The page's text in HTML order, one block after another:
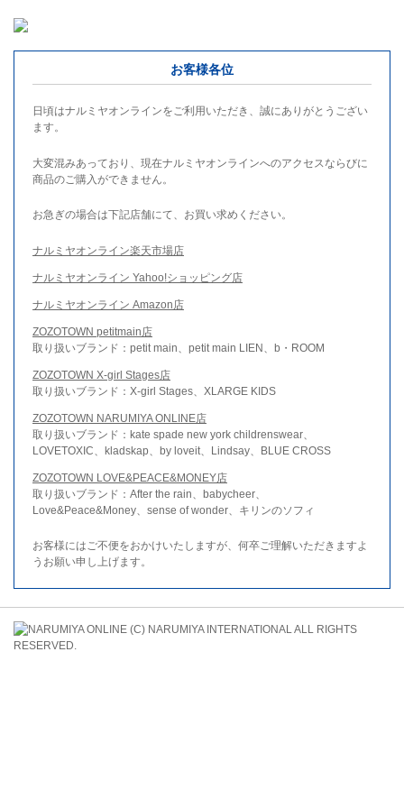
お客様各位
日頃はナルミヤオンラインをご利用いただき、誠にありがとうござい
ます。
大変混みあっており、現在ナルミヤオンラインへのアクセスならびに
商品のご購入ができません。
お急ぎの場合は下記店舗にて、お買い求めください。
ナルミヤオンライン楽天市場店
ナルミヤオンライン Yahoo!ショッピング店
ナルミヤオンライン Amazon店
ZOZOTOWN petitmain店
取り扱いブランド：petit main、petit main LIEN、b・ROOM
ZOZOTOWN X-girl Stages店
取り扱いブランド：X-girl Stages、XLARGE KIDS
ZOZOTOWN NARUMIYA ONLINE店
取り扱いブランド：kate spade new york childrenswear、
LOVETOXIC、kladskap、by loveit、Lindsay、BLUE CROSS
ZOZOTOWN LOVE&PEACE&MONEY店
取り扱いブランド：After the rain、babycheer、
Love&Peace&Money、sense of wonder、キリンのソフィ
お客様にはご不便をおかけいたしますが、何卒ご理解いただきますよ
うお願い申し上げます。